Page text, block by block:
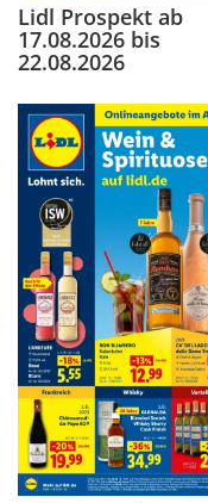
Lidl Prospekt ab
17.08.2026 bis
22.08.2026